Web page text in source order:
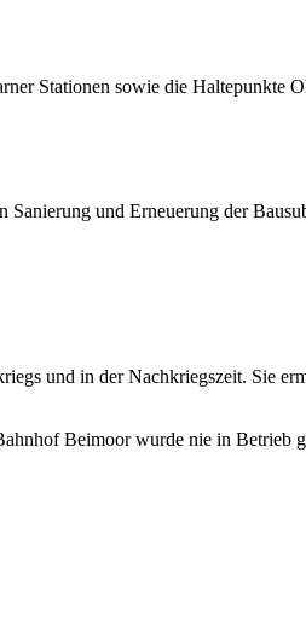
Stationen sowie die
und Erneuerung der
und in der Nachkriegszeit. Sie
Beimoor wurde nie in